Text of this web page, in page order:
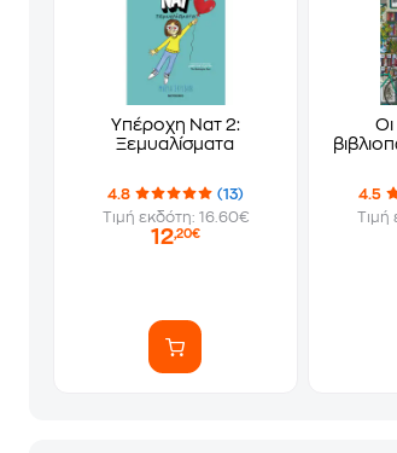
Υπέροχη Νατ 2:
Ξεμυαλίσματα
4.8
(13)
Τιμή εκδότη: 16.60€
12,20€
4.5
Τιμή